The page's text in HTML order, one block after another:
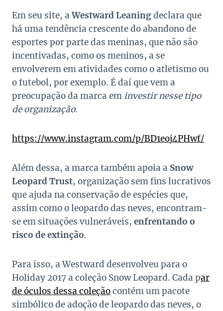
Em seu site, aWestward Leaningdeclara que
há uma tendência crescente do abandono de
esportes por parte das meninas, que não são
incentivadas, como os meninos, a se
envolverem em atividades como o atletismo ou
o futebol, por exemplo. É daí que vem a
preocupação da marca eminvestir nesse tipo
de organização.
https://www.instagram.com/p/BD1eoj4PHwf/
Além dessa, a marca também apoia a Snow
Leopard Trust, organização sem fins lucrativos
que ajuda na conservação de espécies que,
assim como o leopardo das neves, encontram-
se em situações vulneráveis, enfrentando o
risco de extinção.
Para isso, a Westward desenvolveu para o
Holiday 2017 a coleção Snow Leopard. Cada par
de óculos dessa coleçãocontém um pacote
simbólico de adoção de leopardo das neves, o